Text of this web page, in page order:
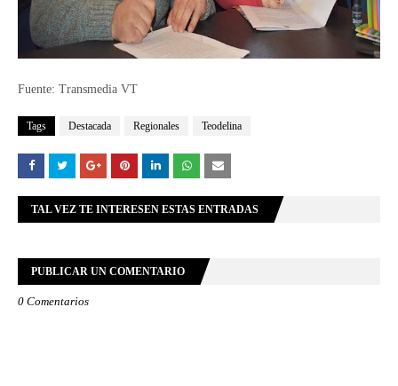
Fuente: Transmedia VT
Tags Destacada Regionales Teodelina
TAL VEZ TE INTERESEN ESTAS ENTRADAS
PUBLICAR UN COMENTARIO
0 Comentarios